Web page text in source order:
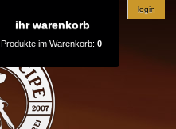
ihr warenkorb
Produkte im Warenkorb: 0
login